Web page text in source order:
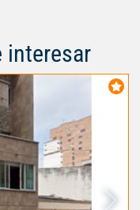
interesar